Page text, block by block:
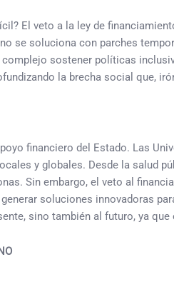
El veto a la ley de
se soluciona con parches
sostener políticas
la brecha social que,
financiero del Estado. Las
y globales. Desde la salud
Sin embargo, el veto al
soluciones innovadoras
sino también al futuro, ya